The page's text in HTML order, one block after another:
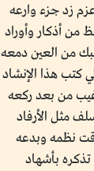
زد جزء وارعه
من أذكار وأوراد
من العين دمعه
كتب هذا الإنشاد
من بعد ركعه
مثل الأرفاد
نظمه وبدعه
بأشهاد